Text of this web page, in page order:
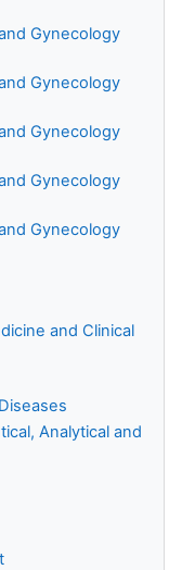
Gynecology
Gynecology
Gynecology
Gynecology
Gynecology
and Clinical
Analytical and